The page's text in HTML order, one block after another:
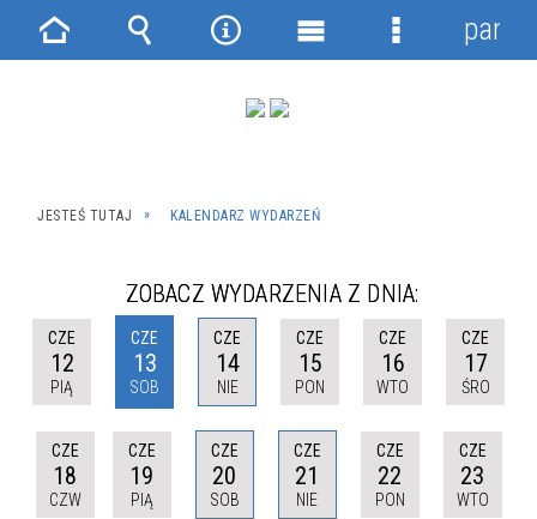
JESTEŚ TUTAJ KALENDARZ WYDARZEŃ
ZOBACZ WYDARZENIA Z DNIA:
CZE
12
PIĄ
CZE
13
SOB
CZE
14
NIE
CZE
15
PON
CZE
16
WTO
CZE
17
ŚRO
CZE
18
CZW
CZE
19
PIĄ
CZE
20
SOB
CZE
21
NIE
CZE
22
PON
CZE
23
WTO
Strona Wyszukiwarka
NarzędziaMenu
Menu
panel